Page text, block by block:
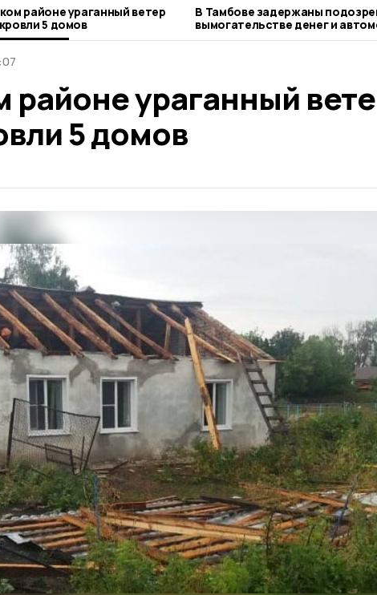
районе ураганный ветер
5 домов
В Тамбове задержаны
вымогательстве денег и
местного жителя
районе ураганный
5 домов